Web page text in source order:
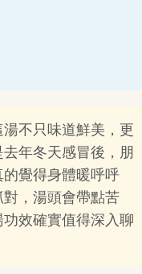
不只味道鮮美，更
年冬天感冒後，朋
覺得身體暖呼呼
，湯頭會帶點苦
效確實值得深入聊